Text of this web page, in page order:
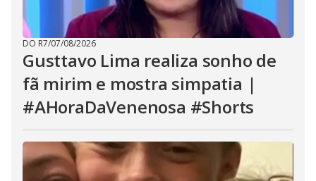
DO R7/07/08/2026
Gusttavo Lima realiza sonho de
fã mirim e mostra simpatia |
#AHoraDaVenenosa #Shorts